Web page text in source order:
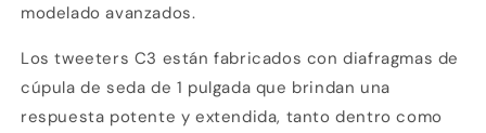
modelado avanzados.
Los tweeters C3 están fabricados con diafragmas de
cúpula de seda de 1 pulgada que brindan una
respuesta potente y extendida, tanto dentro como